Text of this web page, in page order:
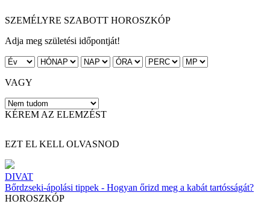
SZEMÉLYRE SZABOTT HOROSZKÓP
Adja meg születési időpontját!
VAGY
KÉREM AZ ELEMZÉST
EZT EL KELL OLVASNOD
DIVAT
Bőrdzseki-ápolási tippek - Hogyan őrizd meg a kabát tartósságát?
HOROSZKÓP